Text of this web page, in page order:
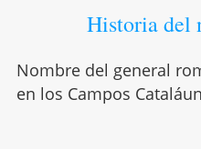
Historia del
Nombre del general
en los Campos